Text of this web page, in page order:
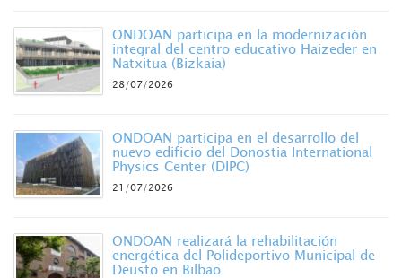
ONDOAN participa en la modernización
integral del centro educativo Haizeder en
Natxitua (Bizkaia)
28/07/2026
ONDOAN participa en el desarrollo del
nuevo edificio del Donostia International
Physics Center (DIPC)
21/07/2026
ONDOAN realizará la rehabilitación
energética del Polideportivo Municipal de
Deusto en Bilbao